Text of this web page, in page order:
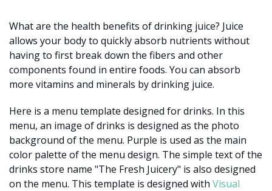
What are the health benefits of drinking juice? Juice
allows your body to quickly absorb nutrients without
having to first break down the fibers and other
components found in entire foods. You can absorb
more vitamins and minerals by drinking juice.
Here is a menu template designed for drinks. In this
menu, an image of drinks is designed as the photo
background of the menu. Purple is used as the main
color palette of the menu design. The simple text of the
drinks store name "The Fresh Juicery" is also designed
on the menu. This template is designed with Visual